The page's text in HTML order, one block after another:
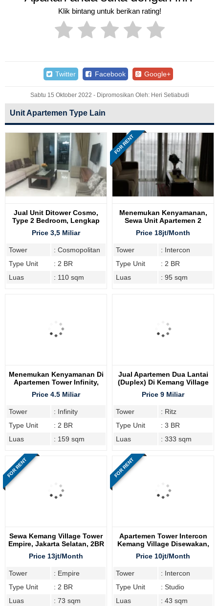
Klik bintang untuk berikan rating!
Twitter Facebook Google+
Sabtu 15 Oktober 2022 - Dipromosikan Oleh: Heri Setiabudi
Unit Apartemen Type Lain
Jual Unit Ditower Cosmo,
Type 2 Bedroom, Lengkap
Price 3,5 Miliar
Tower
: Cosmopolitan
Type Unit
: 2 BR
Luas
: 110 sqm
FOR RENT
Menemukan Kenyamanan,
Sewa Unit Apartemen 2
Price 18jt/Month
Tower
: Intercon
Type Unit
: 2 BR
Luas
: 95 sqm
Menemukan Kenyamanan Di
Apartemen Tower Infinity,
Price 4.5 Miliar
Tower
: Infinity
Type Unit
: 2 BR
Luas
: 159 sqm
Jual Apartemen Dua Lantai
(Duplex) Di Kemang Village
Price 9 Miliar
Tower
: Ritz
Type Unit
: 3 BR
Luas
: 333 sqm
FOR RENT
Sewa Kemang Village Tower
Empire, Jakarta Selatan, 2BR
Price 13jt/Month
Tower
: Empire
Type Unit
: 2 BR
Luas
: 73 sqm
FOR RENT
Apartemen Tower Intercon
Kemang Village Disewakan,
Price 10jt/Month
Tower
: Intercon
Type Unit
: Studio
Luas
: 43 sqm